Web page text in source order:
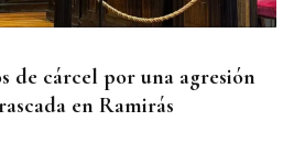
de cárcel por una agresión
en Ramirás